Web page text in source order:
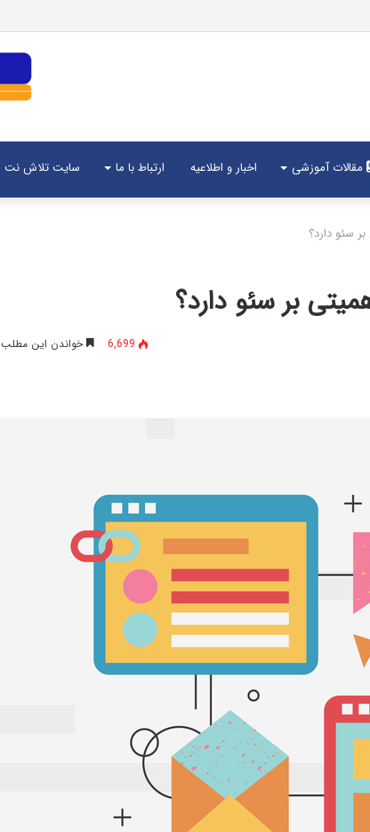
مقالات آموزشی اخبار و اطلاعیه ارتباط با ما سایت تلاش نت
سئو دارد؟
بر سئو دارد؟
6,699 خواندن این مطلب 6 دقیقه زمان میبرد